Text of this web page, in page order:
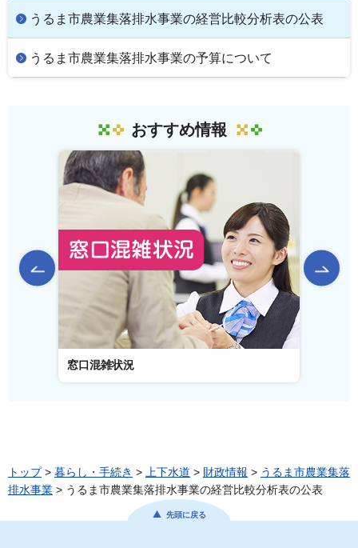
うるま市農業集落排水事業の経営比較分析表の公表
うるま市農業集落排水事業の予算について
おすすめ情報
前のスライドを表示
窓口混雑状況
トップ> 暮らし・手続き > 上下水道 > 財政情報 > うるま市農業集落
排水事業 > うるま市農業集落排水事業の経営比較分析表の公表
先頭に戻る